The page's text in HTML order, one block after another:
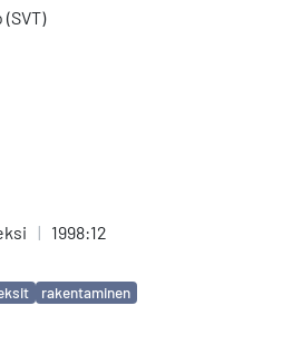
| 1998:12
rakentaminen